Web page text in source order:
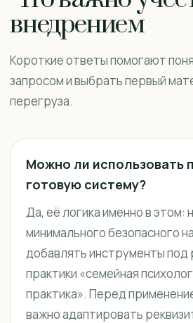
внедрением
Короткие ответы помогают
запросом и выбрать первый
перегруза.
Можно ли использовать
готовую систему?
Да, её логика именно в этом:
минимального безопасного
добавлять инструменты под
практики «семейная
практика». Перед
важно адаптировать